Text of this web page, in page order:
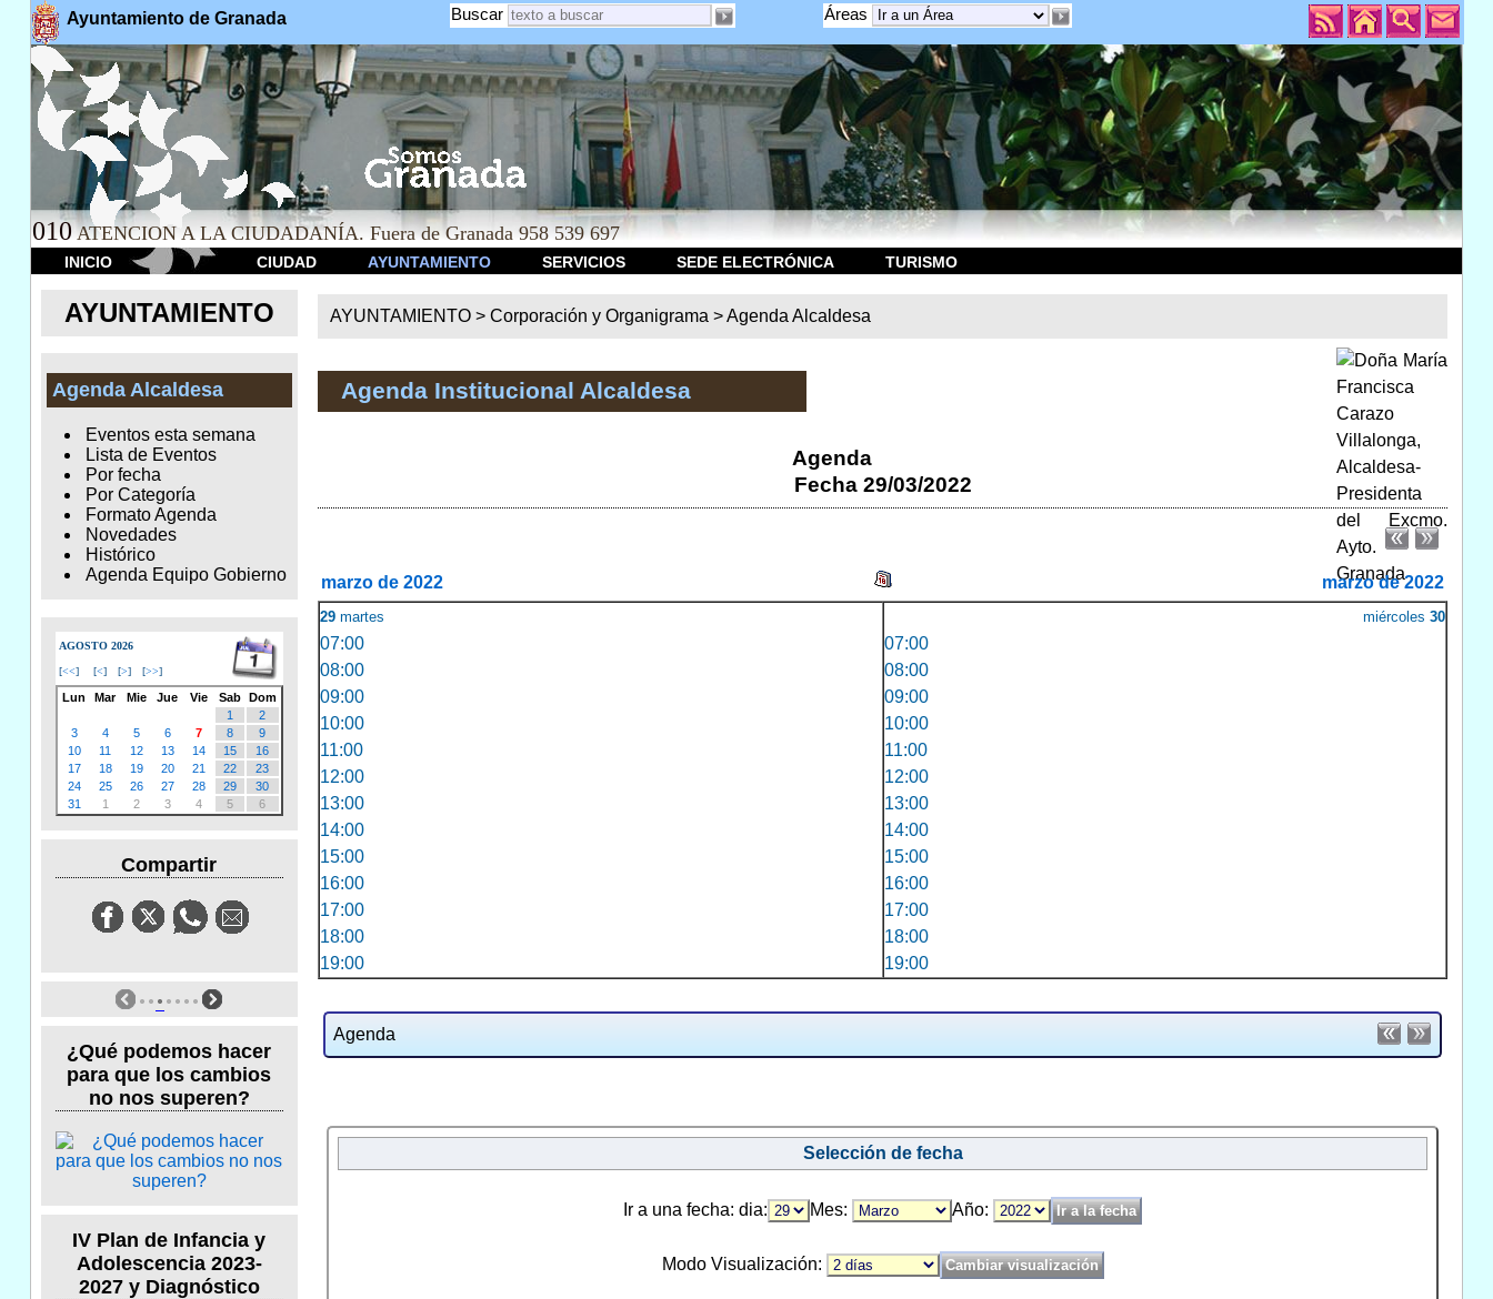
Ayuntamiento de Granada Áreas
Buscar
010 ATENCION A LA CIUDADANÍA. Fuera de Granada 958 539 697
INICIO CIUDAD AYUNTAMIENTO SERVICIOS SEDE ELECTRÓNICA TURISMO
AYUNTAMIENTO
Agenda Alcaldesa
Eventos esta semana
Lista de Eventos
Por fecha
Por Categoría
Formato Agenda
Novedades
Histórico
Agenda Equipo Gobierno
AGOSTO 2026
[<<] [<] [>] [>>]
Lun Mar Mie Jue Vie Sab
Dom
1
2
3
4 5 6 7 8
9
10
11 12 13 14 15
16
17
18 19 20 21 22
23
24
25 26 27 28 29
30
31
1 2 3 4 5 6
Compartir
¿Qué podemos hacer
para que los cambios
no nos superen?
IV Plan de Infancia y
Adolescencia 2023-
2027 y Diagnóstico
AYUNTAMIENTO >Corporación y Organigrama >Agenda Alcaldesa
Agenda Institucional Alcaldesa
Agenda
Fecha 29/03/2022
marzo de 2022 marzo de 2022
29martes
07:00
08:00
09:00
10:00
11:00
12:00
13:00
14:00
15:00
16:00
17:00
18:00
19:00
miércoles 30
07:00
08:00
09:00
10:00
11:00
12:00
13:00
14:00
15:00
16:00
17:00
18:00
19:00
Agenda
Selección de fecha
Ir a una fecha: dia: Mes: Año:
Modo Visualización: